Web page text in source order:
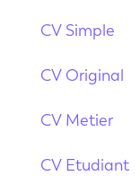
CV Simple
CV Original
CV Metier
CV Etudiant